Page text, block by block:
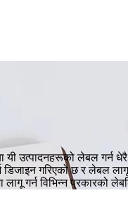
उत्पादनहरूको लेबल गर्न धेरै
गरिएको छ र लेबल लागू
गर्न विभिन्न प्रकारको